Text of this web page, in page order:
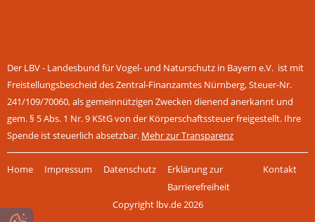
Der LBV - Landesbund für Vogel- und Naturschutz in Bayern e.V. ist mit
Freistellungsbescheid des Zentral-Finanzamtes Nürnberg, Steuer-Nr.
241/109/70060, als gemeinnützigen Zwecken dienend anerkannt und
gem. § 5 Abs. 1 Nr. 9 KStG von der Körperschaftssteuer freigestellt. Ihre
Spende ist steuerlich absetzbar. Mehr zur Transparenz
überspringen
Home Impressum Datenschutz
Erklärung zur
Barrierefreiheit
Kontakt
Copyright lbv.de 2026